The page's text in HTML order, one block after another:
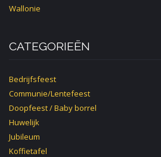
Wallonie
CATEGORIEËN
Bedrijfsfeest
Communie/Lentefeest
Doopfeest / Baby borrel
Huwelijk
Jubileum
Koffietafel